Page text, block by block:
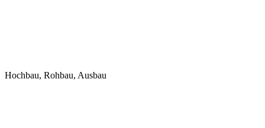
Hochbau, Rohbau, Ausbau